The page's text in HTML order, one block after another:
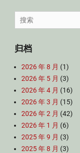
Search
for:
归档
2026 年 8 月 (1)
2026 年 5 月 (3)
2026 年 4 月 (16)
2026 年 3 月 (15)
2026 年 2 月 (42)
2026 年 1 月 (6)
2025 年 9 月 (3)
2025 年 8 月 (3)